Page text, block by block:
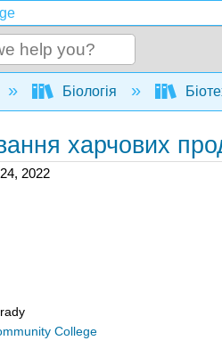
global hierarchy
Біологія
харчових
2022
College